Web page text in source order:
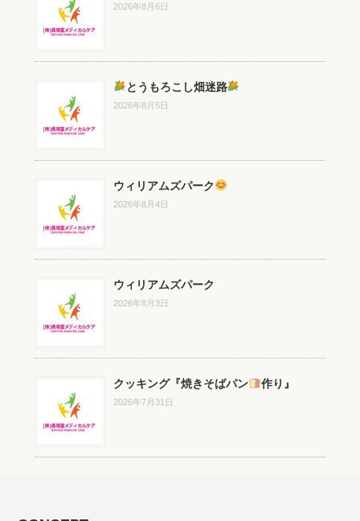
2026年8月6日
とうもろこし畑迷路
2026年8月5日
ウィリアムズパーク
2026年8月4日
ウィリアムズパーク
2026年8月3日
クッキング『焼きそばパン 作り』
2026年7月31日